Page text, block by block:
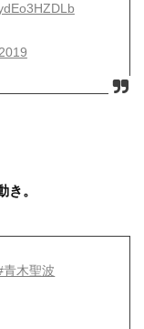
。
青木聖波